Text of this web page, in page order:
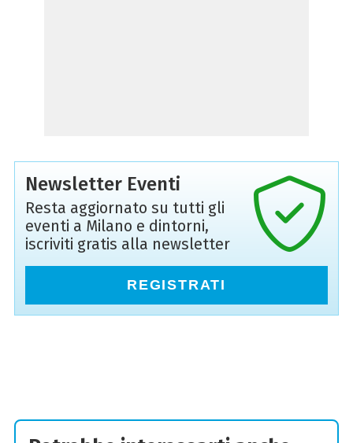
Newsletter Eventi
Resta aggiornato su tutti gli
eventi a Milano e dintorni,
iscriviti gratis alla newsletter
REGISTRATI